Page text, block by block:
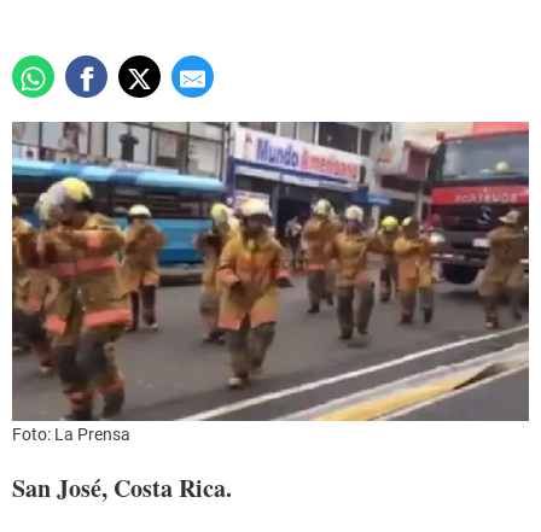
Foto: La Prensa
San José, Costa Rica.